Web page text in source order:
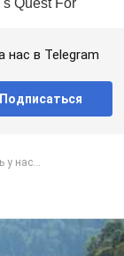
в Telegram
Подписаться
у нас...